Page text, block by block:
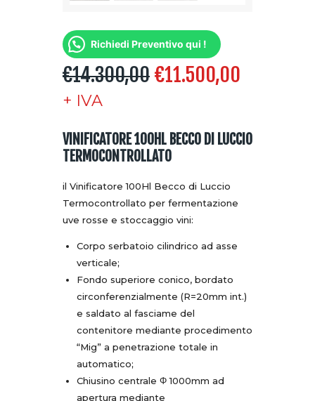
Richiedi Preventivo qui !
€14.300,00 IL
ERA:
€11.500,00
È:
+ IVA
VINIFICATORE 100HL BECCO DI LUCCIO
TERMOCONTROLLATO
il Vinificatore 100Hl Becco di Luccio
Termocontrollato per fermentazione
uve rosse e stoccaggio vini:
Corpo serbatoio cilindrico ad asse
verticale;
Fondo superiore conico, bordato
circonferenzialmente (R=20mm int.)
e saldato al fasciame del
contenitore mediante procedimento
“Mig” a penetrazione totale in
automatico;
Chiusino centrale Φ 1000mm ad
apertura mediante